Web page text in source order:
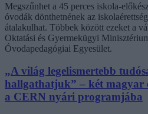
Megszűnhet a 45 perces iskola-
óvodák dönthetnének az
átalakulhat. Többek között ezeket a
Oktatási és Gyermekügyi
Óvodapedagógiai Egyesület.
„A világ legelismertebb
hallgathatjuk” – két magyar
a CERN nyári programjába